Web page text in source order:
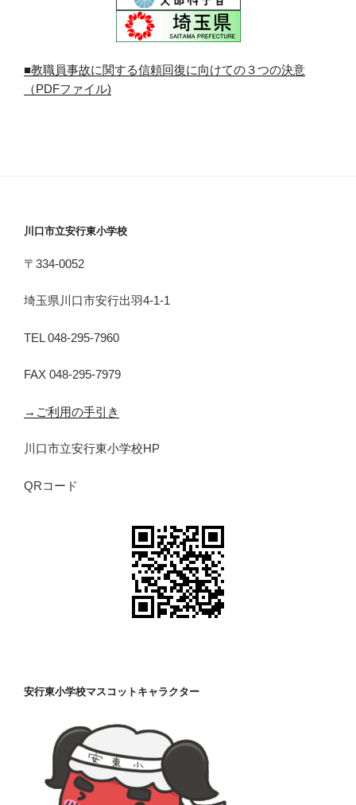
■教職員事故に関する信頼回復に向けての３つの決意
（PDFファイル)
川口市立安行東小学校
〒334-0052
埼玉県川口市安行出羽4-1-1
TEL 048-295-7960
FAX 048-295-7979
→ご利用の手引き
川口市立安行東小学校HP
QRコード
安行東小学校マスコットキャラクター